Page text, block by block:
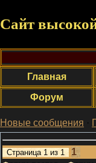
Сайт
Главная
Форум
Новые сообщения ·
Страница 1 из 1 1